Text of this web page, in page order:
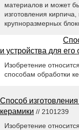
материалов и может
изготовления
крупноразмерных
и устройства для
Изобретение
способам обработки
Способ
керамики // 2101239
Изобретение